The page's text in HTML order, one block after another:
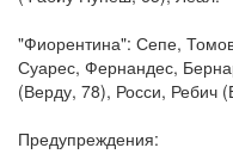
"Фиорентина": Сепе,
Суарес, Фернандес,
(Верду, 78), Росси, Ребич
Предупреждения: